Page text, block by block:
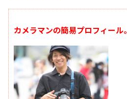
カメラマンの簡易プロフィール。